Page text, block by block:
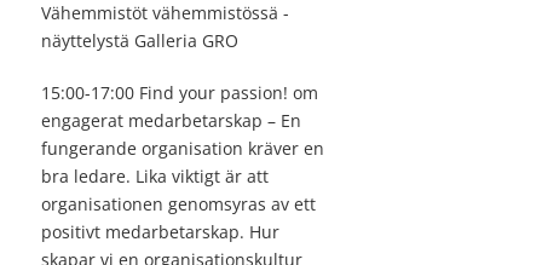
Vähemmistöt vähemmistössä -
näyttelystä Galleria GRO
15:00-17:00 Find your passion! om
engagerat medarbetarskap – En
fungerande organisation kräver en
bra ledare. Lika viktigt är att
organisationen genomsyras av ett
positivt medarbetarskap. Hur
skapar vi en organisationskultur